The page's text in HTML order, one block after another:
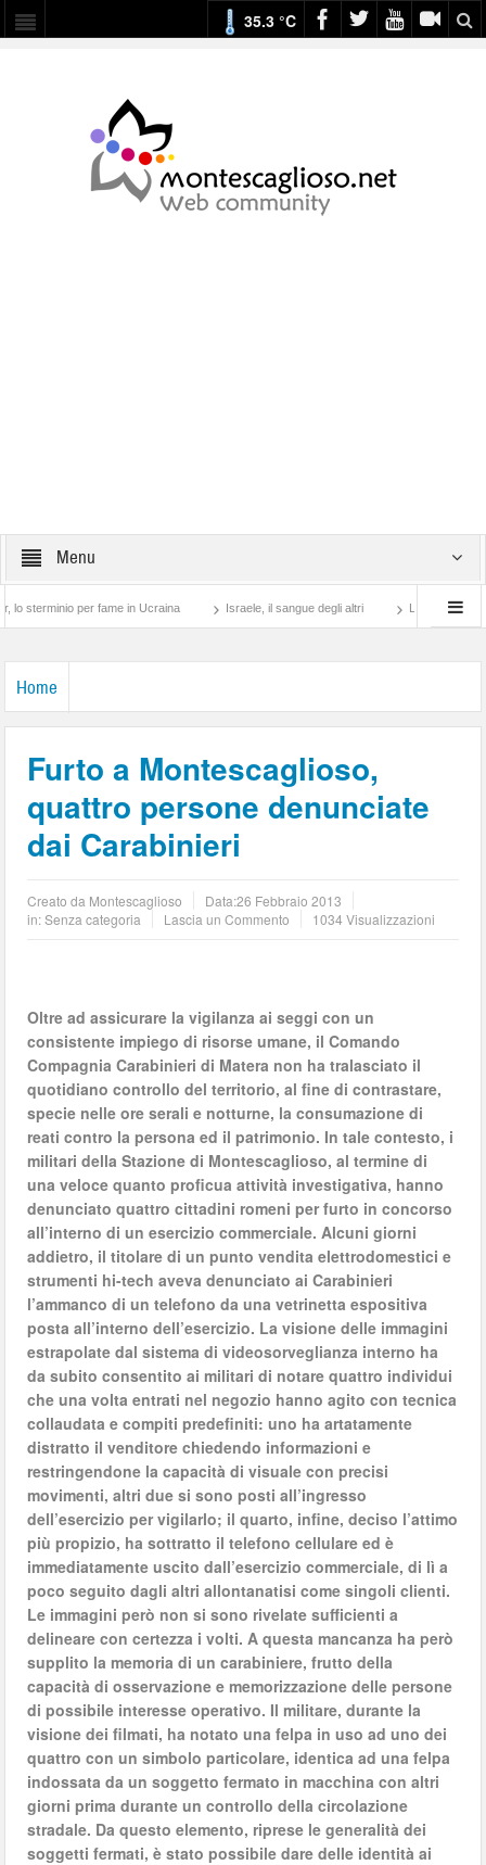
35.3 °C
Menu
per fame in Ucraina Israele, il sangue degli altri Lotta di classe… tra
Home
Furto a Montescaglioso,
quattro persone denunciate
dai Carabinieri
Creato da Montescaglioso Data:26 Febbraio 2013
in: Senza categoria
Lascia un Commento 1034 Visualizzazioni
Oltre ad assicurare la vigilanza ai seggi con un
consistente impiego di risorse umane, il Comando
Compagnia Carabinieri di Matera non ha tralasciato il
quotidiano controllo del territorio, al fine di contrastare,
specie nelle ore serali e notturne, la consumazione di
reati contro la persona ed il patrimonio. In tale contesto, i
militari della Stazione di Montescaglioso, al termine di
una veloce quanto proficua attività investigativa, hanno
denunciato quattro cittadini romeni per furto in concorso
all’interno di un esercizio commerciale. Alcuni giorni
addietro, il titolare di un punto vendita elettrodomestici e
strumenti hi-tech aveva denunciato ai Carabinieri
l’ammanco di un telefono da una vetrinetta espositiva
posta all’interno dell’esercizio. La visione delle immagini
estrapolate dal sistema di videosorveglianza interno ha
da subito consentito ai militari di notare quattro individui
che una volta entrati nel negozio hanno agito con tecnica
collaudata e compiti predefiniti: uno ha artatamente
distratto il venditore chiedendo informazioni e
restringendone la capacità di visuale con precisi
movimenti, altri due si sono posti all’ingresso
dell’esercizio per vigilarlo; il quarto, infine, deciso l’attimo
più propizio, ha sottratto il telefono cellulare ed è
immediatamente uscito dall’esercizio commerciale, di lì a
poco seguito dagli altri allontanatisi come singoli clienti.
Le immagini però non si sono rivelate sufficienti a
delineare con certezza i volti. A questa mancanza ha però
supplito la memoria di un carabiniere, frutto della
capacità di osservazione e memorizzazione delle persone
di possibile interesse operativo. Il militare, durante la
visione dei filmati, ha notato una felpa in uso ad uno dei
quattro con un simbolo particolare, identica ad una felpa
indossata da un soggetto fermato in macchina con altri
giorni prima durante un controllo della circolazione
stradale. Da questo elemento, riprese le generalità dei
soggetti fermati, è stato possibile dare delle identità ai